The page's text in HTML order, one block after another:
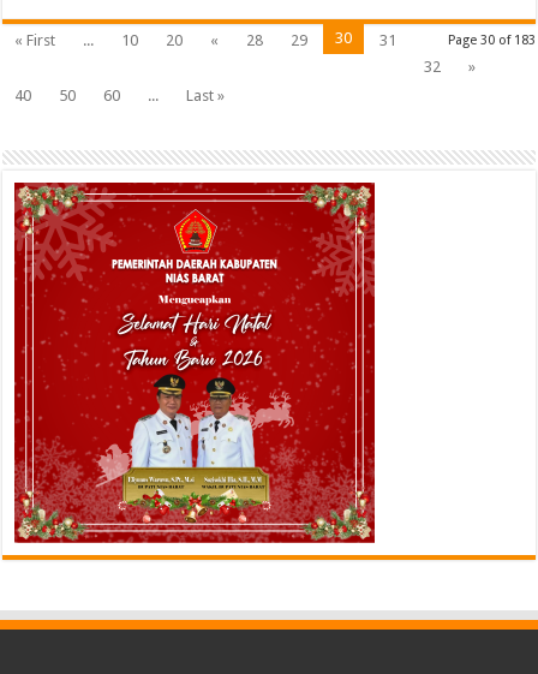
Page 30 of 183
« First ... 10 20 « 28 29 30
31
32
»
40
50 60 ... Last »